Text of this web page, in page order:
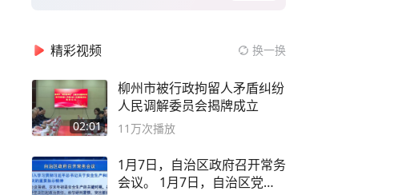
精彩视频 换一换
02:01
柳州市被行政拘留人矛盾纠纷
人民调解委员会揭牌成立
11万次播放
1月7日，自治区政府召开常务
会议。 1月7日，自治区党委